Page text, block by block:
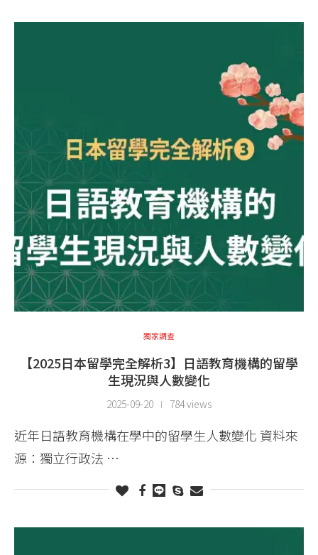
獨家調查
【2025日本留學完全解析3】日語教育機構的留學
生現況與人數變化
2025-09-20 784 views
近年日語教育機構在學中的留學生人數變化 資料來
源：獨立行政法 …